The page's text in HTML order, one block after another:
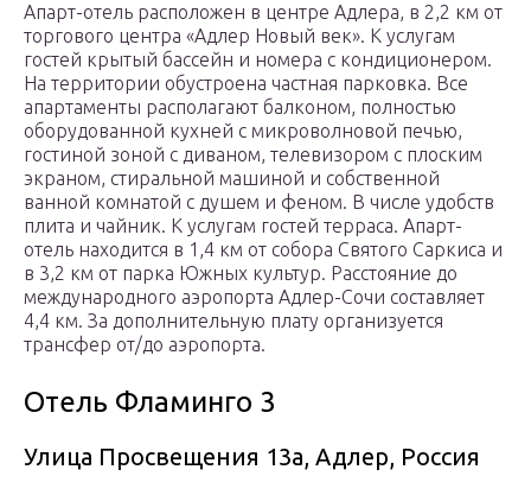
Апарт-отель расположен в центре Адлера, в 2,2 км от
торгового центра «Адлер Новый век». К услугам
гостей крытый бассейн и номера с кондиционером.
На территории обустроена частная парковка. Все
апартаменты располагают балконом, полностью
оборудованной кухней с микроволновой печью,
гостиной зоной с диваном, телевизором с плоским
экраном, стиральной машиной и собственной
ванной комнатой с душем и феном. В числе удобств
плита и чайник. К услугам гостей терраса. Апарт-
отель находится в 1,4 км от собора Святого Саркиса и
в 3,2 км от парка Южных культур. Расстояние до
международного аэропорта Адлер-Сочи составляет
4,4 км. За дополнительную плату организуется
трансфер от/до аэропорта.
Отель Фламинго 3
Улица Просвещения 13а, Адлер, Россия